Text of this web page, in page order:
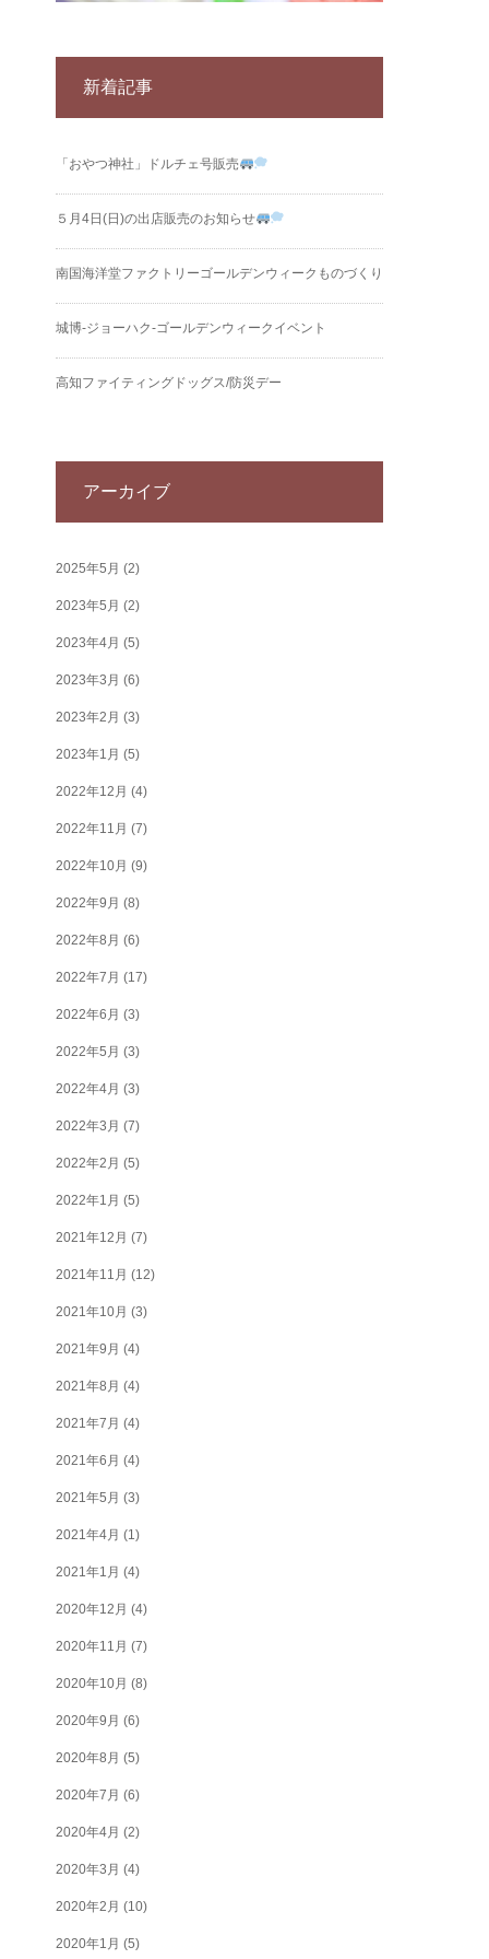
新着記事
「おやつ神社」ドルチェ号販売
５月4日(日)の出店販売のお知らせ
南国海洋堂ファクトリーゴールデンウィークものづくり
城博‐ジョーハク‐ゴールデンウィークイベント
高知ファイティングドッグス/防災デー
アーカイブ
2025年5月 (2)
2023年5月 (2)
2023年4月 (5)
2023年3月 (6)
2023年2月 (3)
2023年1月 (5)
2022年12月 (4)
2022年11月 (7)
2022年10月 (9)
2022年9月 (8)
2022年8月 (6)
2022年7月 (17)
2022年6月 (3)
2022年5月 (3)
2022年4月 (3)
2022年3月 (7)
2022年2月 (5)
2022年1月 (5)
2021年12月 (7)
2021年11月 (12)
2021年10月 (3)
2021年9月 (4)
2021年8月 (4)
2021年7月 (4)
2021年6月 (4)
2021年5月 (3)
2021年4月 (1)
2021年1月 (4)
2020年12月 (4)
2020年11月 (7)
2020年10月 (8)
2020年9月 (6)
2020年8月 (5)
2020年7月 (6)
2020年4月 (2)
2020年3月 (4)
2020年2月 (10)
2020年1月 (5)